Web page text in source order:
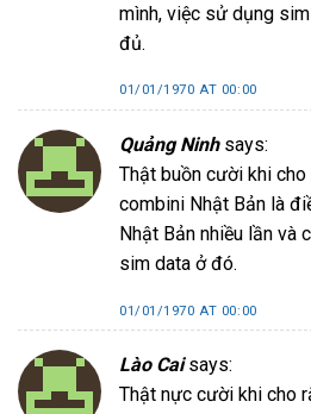
mình, việc sử dụng
đủ.
01/01/1970 AT 00:00
Quảng Ninh says:
Thật buồn cười khi
combini Nhật Bản là
Nhật Bản nhiều lần và
sim data ở đó.
01/01/1970 AT 00:00
Lào Cai says:
Thật nực cười khi cho